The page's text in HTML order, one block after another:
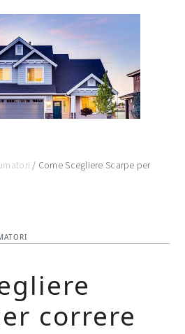
/ Come Scegliere Scarpe per
correre